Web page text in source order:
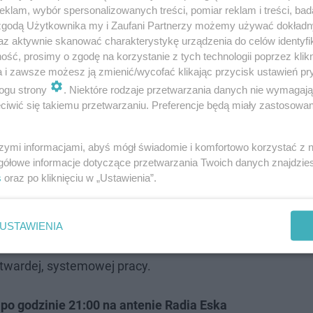
osobiście wynegocjowanym przez marszałek
– według rozmówczyni już co trzeci student tej
cudów z dnia na dzień. Podkreśla, że
systemowej pracy.
po godzinie 21:00 na antenie Radia Eska
wybór spersonalizowanych treści, pomiar reklam i treści,
Użytkownika my i Zaufani Partnerzy możemy używać
aktywnie skanować charakterystykę urządzenia do celów
prosimy o zgodę na korzystanie z tych technologii poprzez
i zawsze możesz ją zmienić/wycofać klikając przycisk ustawień
strony
. Niektóre rodzaje przetwarzania danych nie
się takiemu przetwarzaniu. Preferencje będą miały
informacjami, abyś mógł świadomie i komfortowo korzystać z
informacje dotyczące przetwarzania Twoich danych
oraz po kliknięciu w „Ustawienia”.
USTAWIENIA